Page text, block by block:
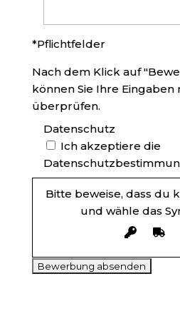
*Pflichtfelder
Nach dem Klick auf
können Sie Ihre Eingaben
überprüfen.
Datenschutz
Ich akzeptiere die
Bitte beweise, dass du
und wähle das